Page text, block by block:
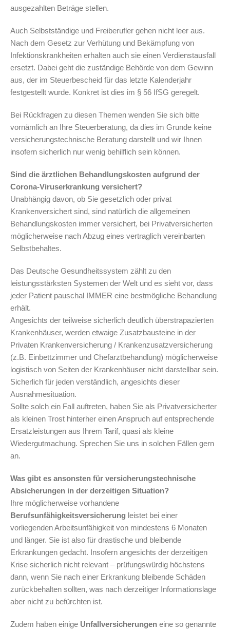
ausgezahlten Beträge stellen.
Auch Selbstständige und Freiberufler gehen nicht leer aus.
Nach dem Gesetz zur Verhütung und Bekämpfung von
Infektionskrankheiten erhalten auch sie einen Verdienstausfall
ersetzt. Dabei geht die zuständige Behörde von dem Gewinn
aus, der im Steuerbescheid für das letzte Kalenderjahr
festgestellt wurde. Konkret ist dies im § 56 IfSG geregelt.
Bei Rückfragen zu diesen Themen wenden Sie sich bitte
vornämlich an Ihre Steuerberatung, da dies im Grunde keine
versicherungstechnische Beratung darstellt und wir Ihnen
insofern sicherlich nur wenig behilflich sein können.
Sind die ärztlichen Behandlungskosten aufgrund der
Corona-Viruserkrankung versichert?
Unabhängig davon, ob Sie gesetzlich oder privat
Krankenversichert sind, sind natürlich die allgemeinen
Behandlungskosten immer versichert, bei Privatversicherten
möglicherweise nach Abzug eines vertraglich vereinbarten
Selbstbehaltes.
Das Deutsche Gesundheitssystem zählt zu den
leistungsstärksten Systemen der Welt und es sieht vor, dass
jeder Patient pauschal IMMER eine bestmögliche Behandlung
erhält.
Angesichts der teilweise sicherlich deutlich überstrapazierten
Krankenhäuser, werden etwaige Zusatzbausteine in der
Privaten Krankenversicherung / Krankenzusatzversicherung
(z.B. Einbettzimmer und Chefarztbehandlung) möglicherweise
logistisch von Seiten der Krankenhäuser nicht darstellbar sein.
Sicherlich für jeden verständlich, angesichts dieser
Ausnahmesituation.
Sollte solch ein Fall auftreten, haben Sie als Privatversicherter
als kleinen Trost hinterher einen Anspruch auf entsprechende
Ersatzleistungen aus Ihrem Tarif, quasi als kleine
Wiedergutmachung. Sprechen Sie uns in solchen Fällen gern
an.
Was gibt es ansonsten für versicherungstechnische
Absicherungen in der derzeitigen Situation?
Ihre möglicherweise vorhandene
Berufsunfähigkeitsversicherung leistet bei einer
vorliegenden Arbeitsunfähigkeit von mindestens 6 Monaten
und länger. Sie ist also für drastische und bleibende
Erkrankungen gedacht. Insofern angesichts der derzeitigen
Krise sicherlich nicht relevant – prüfungswürdig höchstens
dann, wenn Sie nach einer Erkrankung bleibende Schäden
zurückbehalten sollten, was nach derzeitiger Informationslage
aber nicht zu befürchten ist.
Zudem haben einige Unfallversicherungen eine so genannte